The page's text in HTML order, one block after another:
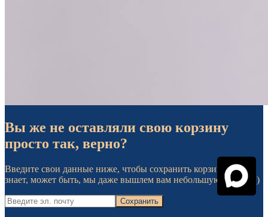
Вы же не оставляли свою корзину
просто так, верно?
Введите свои данные ниже, чтобы сохранить корзину. И, кто
знает, может быть, мы даже вышлем вам небольшую скидку :)
Сохранить